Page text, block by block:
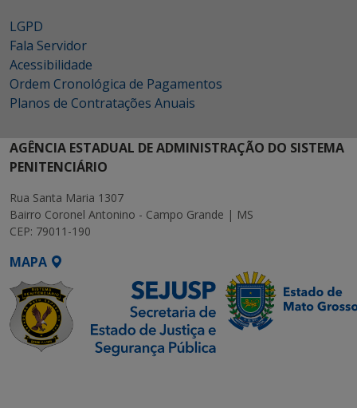
LGPD
Fala Servidor
Acessibilidade
Ordem Cronológica de Pagamentos
Planos de Contratações Anuais
AGÊNCIA ESTADUAL DE ADMINISTRAÇÃO DO SISTEMA
PENITENCIÁRIO
Rua Santa Maria 1307
Bairro Coronel Antonino - Campo Grande | MS
CEP: 79011-190
MAPA